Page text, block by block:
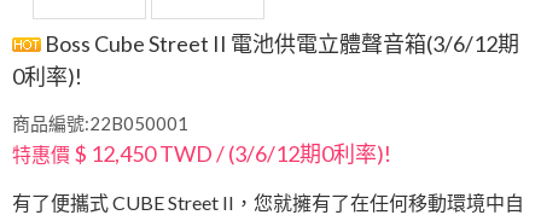
Boss Cube Street II 電池供電立體聲音箱(3/6/12期
0利率)!
商品編號:22B050001
特惠價 $ 12,450 TWD / (3/6/12期0利率)!
有了便攜式 CUBE Street II，您就擁有了在任何移動環境中自